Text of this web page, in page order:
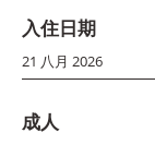
入住日期
成人